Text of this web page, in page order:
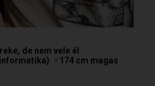
de nem vele él
174 cm magas